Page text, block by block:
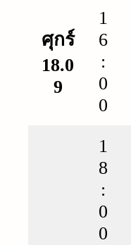
ศุกร์
18.0
9
1
6
:
0
0
1
8
:
0
0